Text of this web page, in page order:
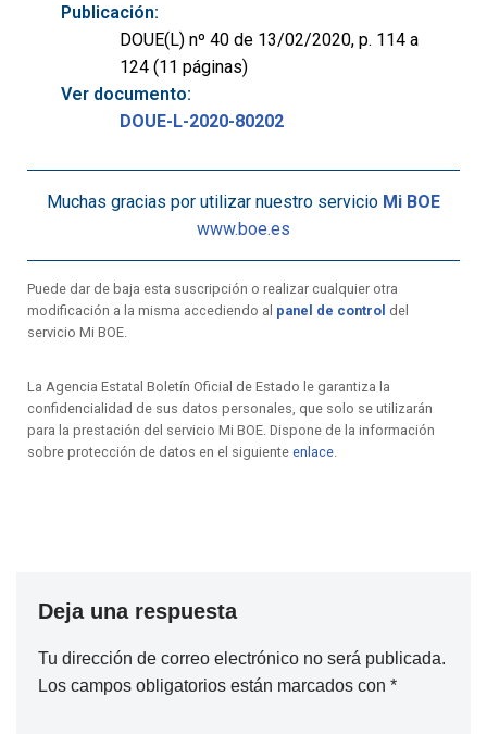
Publicación:
DOUE(L) nº 40 de 13/02/2020, p. 114 a
124 (11 páginas)
Ver documento:
DOUE-L-2020-80202
Muchas gracias por utilizar nuestro servicio Mi BOE
www.boe.es
Puede dar de baja esta suscripción o realizar cualquier otra
modificación a la misma accediendo al panel de control del
servicio Mi BOE.
La Agencia Estatal Boletín Oficial de Estado le garantiza la
confidencialidad de sus datos personales, que solo se utilizarán
para la prestación del servicio Mi BOE. Dispone de la información
sobre protección de datos en el siguiente enlace
Deja una respuesta
Tu dirección de correo electrónico no será publicada.
Los campos obligatorios están marcados con *